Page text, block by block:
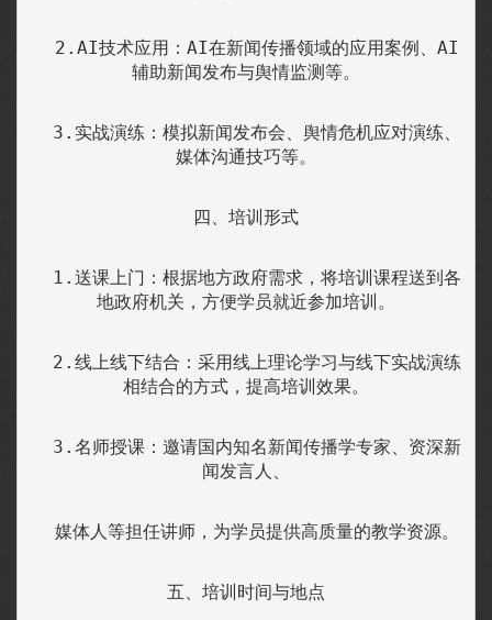
辅助新闻发布与舆情监测等。
媒体沟通技巧等。
四、培训形式
地政府机关，方便学员就近参加培训。
相结合的方式，提高培训效果。
闻发言人、
  媒体人等担任讲师，为学员提供高质量的教学资源。
五、培训时间与地点